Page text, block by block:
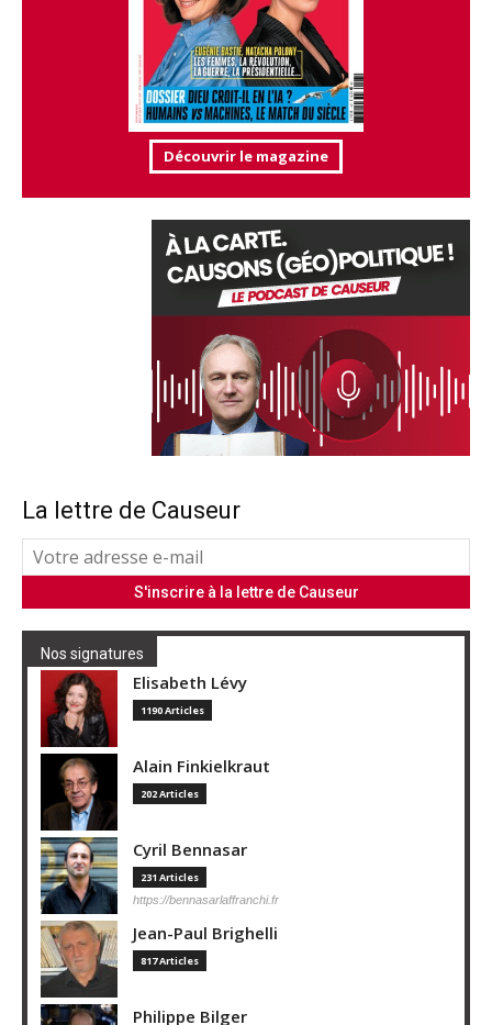
Découvrir le magazine
La lettre de Causeur
Nos signatures
Elisabeth Lévy
1190 Articles
Alain Finkielkraut
202 Articles
Cyril Bennasar
231 Articles
https://bennasarlaffranchi.fr
Jean-Paul Brighelli
817 Articles
Philippe Bilger